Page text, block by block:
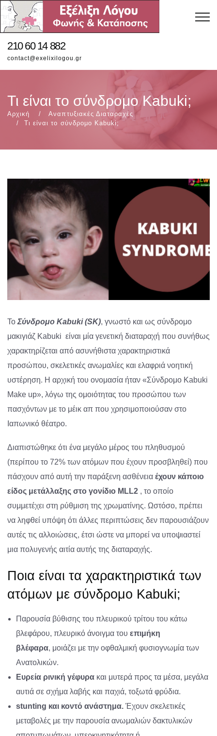
210 60 14 882
contact@exelixilogou.gr
Τι είναι το σύνδρομο Kabuki;
Αρχική
Αναπτυξιακές Διαταραχές
Τι είναι το σύνδρομο Kabuki;
Το Σύνδρομο Kabuki (SK), γνωστό και ως σύνδρομο
μακιγιάζ Kabuki είναι μία γενετική διαταραχή που συνήθως
χαρακτηρίζεται από ασυνήθιστα χαρακτηριστικά
προσώπου, σκελετικές ανωμαλίες και ελαφριά νοητική
υστέρηση. Η αρχική του ονομασία ήταν «Σύνδρομο Kabuki
Make up», λόγω της ομοιότητας του προσώπου των
πασχόντων με το μέικ απ που χρησιμοποιούσαν στο
Ιαπωνικό θέατρο.
Διαπιστώθηκε ότι ένα μεγάλο μέρος του πληθυσμού
(περίπου το 72% των ατόμων που έχουν προσβληθεί) που
πάσχουν από αυτή την παράξενη ασθένεια έχουν κάποιο
είδος μετάλλαξης στο γονίδιο MLL2 , το οποίο
συμμετέχει στη ρύθμιση της χρωματίνης. Ωστόσο, πρέπει
να ληφθεί υπόψη ότι άλλες περιπτώσεις δεν παρουσιάζουν
αυτές τις αλλοιώσεις, έτσι ώστε να μπορεί να υποψιαστεί
μια πολυγενής αιτία αυτής της διαταραχής.
Ποια είναι τα χαρακτηριστικά των
ατόμων με σύνδρομο Kabuki;
Παρουσία βύθισης του πλευρικού τρίτου του κάτω
βλεφάρου, πλευρικό άνοιγμα τουεπιμήκη
βλέφαρα, μοιάζει με την οφθαλμική φυσιογνωμία των
Ανατολικών.
Ευρεία ρινική γέφυρα και μυτερά προς τα μέσα, μεγάλα
αυτιά σε σχήμα λαβής και παχιά, τοξωτά φρύδια.
stunting και κοντό ανάστημα. Έχουν σκελετικές
μεταβολές με την παρουσία ανωμαλιών δακτυλικών